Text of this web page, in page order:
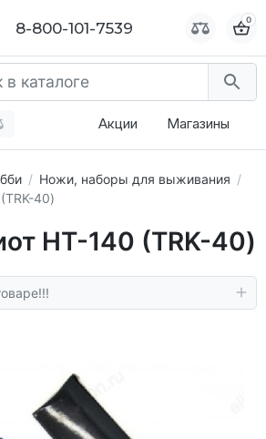
8-800-101-7539 0
Акции Магазины
Ножи, наборы для выживания
40)
HТ-140 (TRK-40)
8-800-101-7539 0